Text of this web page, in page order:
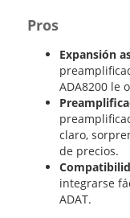
Pros
Expansión
ADA8200 le
claro,
de precios.
integrarse
ADAT.